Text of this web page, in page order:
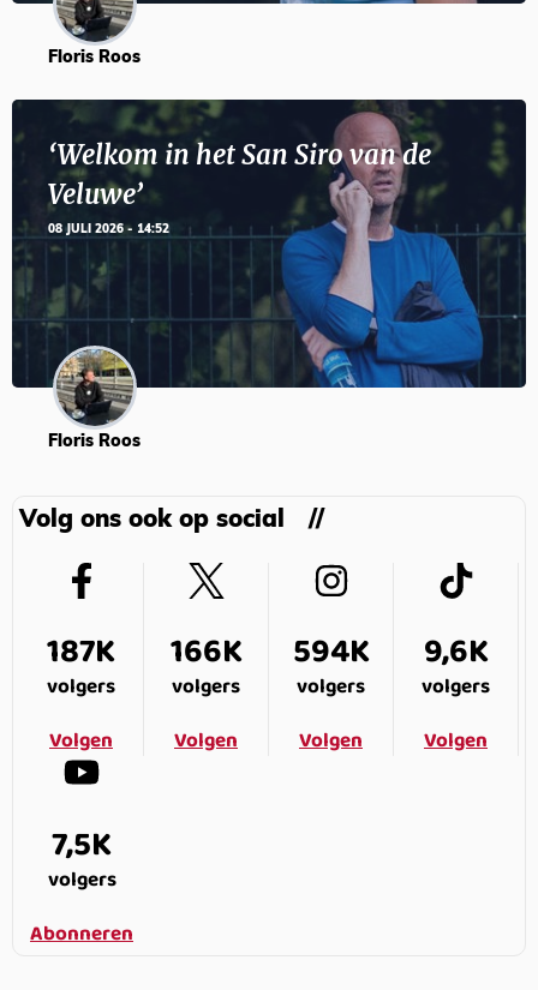
Floris Roos
‘Welkom in het San Siro van de
Veluwe’
08 JULI 2026 - 14:52
Floris Roos
Volg ons ook op social
187K
volgers
Volgen
166K
volgers
Volgen
594K
volgers
Volgen
9,6K
volgers
Volgen
7,5K
volgers
Abonneren